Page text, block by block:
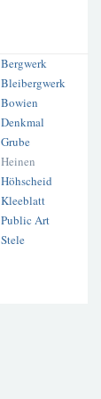
Bergwerk
Bleibergwerk
Bowien
Denkmal
Grube
Heinen
Höhscheid
Kleeblatt
Public Art
Stele